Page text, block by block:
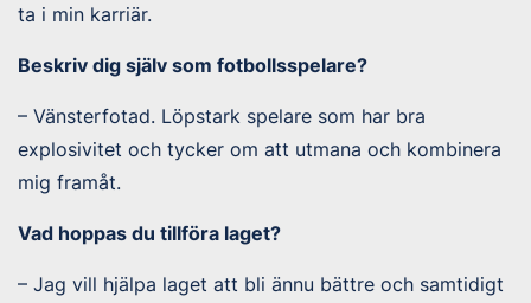
ta i min karriär.
Beskriv dig själv som fotbollsspelare?
– Vänsterfotad. Löpstark spelare som har bra
explosivitet och tycker om att utmana och kombinera
mig framåt.
Vad hoppas du tillföra laget?
– Jag vill hjälpa laget att bli ännu bättre och samtidigt